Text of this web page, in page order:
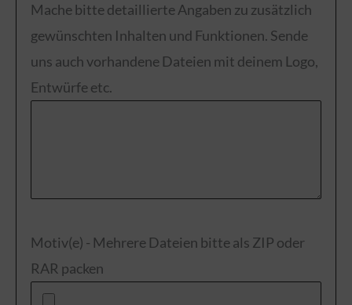
Mache bitte detaillierte Angaben zu zusätzlich
gewünschten Inhalten und Funktionen. Sende
uns auch vorhandene Dateien mit deinem Logo,
Entwürfe etc.
Motiv(e) - Mehrere Dateien bitte als ZIP oder
RAR packen